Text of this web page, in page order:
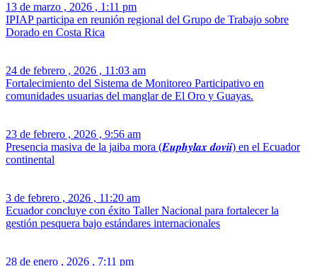
13 de marzo , 2026 , 1:11 pm
IPIAP participa en reunión regional del Grupo de Trabajo sobre
Dorado en Costa Rica
24 de febrero , 2026 , 11:03 am
Fortalecimiento del Sistema de Monitoreo Participativo en
comunidades usuarias del manglar de El Oro y Guayas.
23 de febrero , 2026 , 9:56 am
Presencia masiva de la jaiba mora (𝑬𝒖𝒑𝒉𝒚𝒍𝒂𝒙 𝒅𝒐𝒗𝒊𝒊) en el Ecuador
continental
3 de febrero , 2026 , 11:20 am
Ecuador concluye con éxito Taller Nacional para fortalecer la
gestión pesquera bajo estándares internacionales
28 de enero , 2026 , 7:11 pm